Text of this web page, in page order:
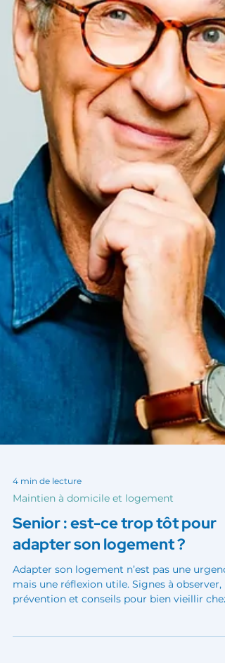
Maintien à domicile et logement
Senior : est-ce trop tôt pour
adapter son logement ?
Adapter son logement n’est pas une
soi, sereinement.